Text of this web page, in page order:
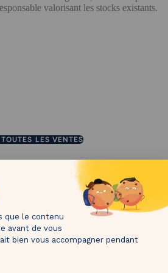
valorisant les stocks existants.
LES VENTES